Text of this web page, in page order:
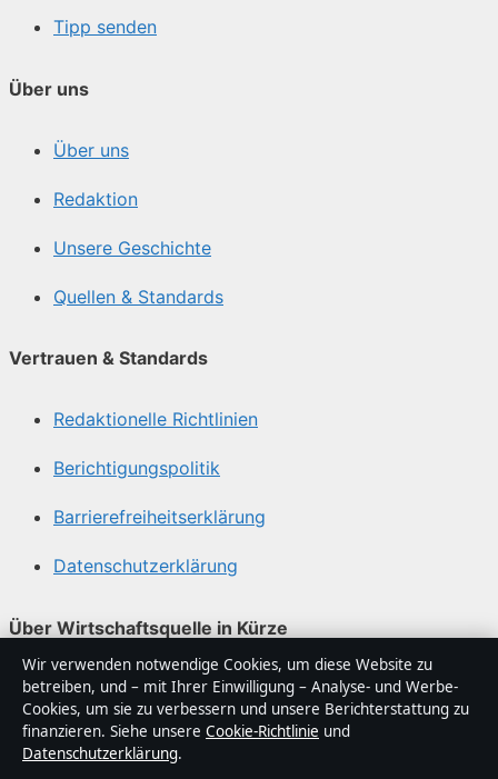
Tipp senden
Über uns
Über uns
Redaktion
Unsere Geschichte
Quellen & Standards
Vertrauen & Standards
Redaktionelle Richtlinien
Berichtigungspolitik
Barrierefreiheitserklärung
Datenschutzerklärung
Über Wirtschaftsquelle in Kürze
Wirtschaftsquelle ist ein unabhängiger digitaler
Nachrichtenanbieter mit Fokus auf Politik, Wirtschaft,
Technik und Gesellschaft in Deutschland. Jeder Artikel
trägt eine Byline, wird von einem Redakteur geprüft und
Wir verwenden notwendige Cookies, um diese Website zu
betreiben, und – mit Ihrer Einwilligung – Analyse- und Werbe-
Cookies, um sie zu verbessern und unsere Berichterstattung zu
finanzieren. Siehe unsere Cookie-Richtlinie und
Datenschutzerklärung.